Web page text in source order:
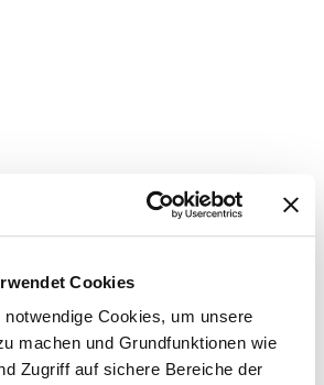
Cookies
Cookies, um unsere
machen und Grundfunktionen wie
Zugriff auf sichere Bereiche der